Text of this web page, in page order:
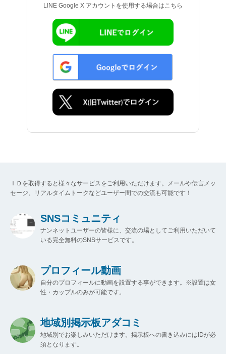
LINE Google X アカウントを使用する場合はこちら
ＩＤを取得すると様々なサービスをご利用いただけます。メールや伝言メッ
セージ、リアルタイムトークなどユーザー間での交流も可能です！
SNSコミュニティ
ナンネットユーザーの皆様に、交流の場としてご利用いただいて
いる完全無料のSNSサービスです。
プロフィール動画
自分のプロフィールに動画を設置する事ができます。※設置は女
性・カップルのみが可能です。
地域別掲示板アダコミ
地域別でお楽しみいただけます。掲示板への書き込みにはIDが必
須となります。